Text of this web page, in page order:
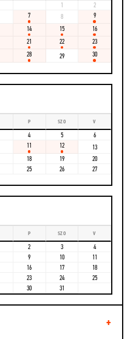
1
2
7 8
9
14 15
16
21 22
23
28 29
30
P SZO V
4 5
6
11 12
13
18 19
20
25 26
27
P SZO V
2 3
4
9 10
11
16 17
18
23 24
25
30 31